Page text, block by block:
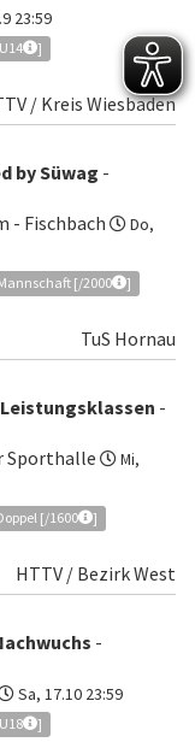
23:59
]
/ Kreis Wiesbaden
by Süwag -
- Fischbach
Do,
[/2000
]
TuS Hornau
-
Sporthalle
Mi,
[/1600
]
HTTV / Bezirk West
-
Sa, 17.10 23:59
]